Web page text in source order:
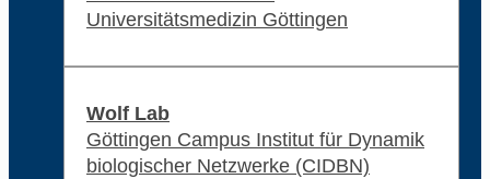
Universitätsmedizin Göttingen
Wolf Lab
Göttingen Campus Institut für Dynamik
biologischer Netzwerke (CIDBN)